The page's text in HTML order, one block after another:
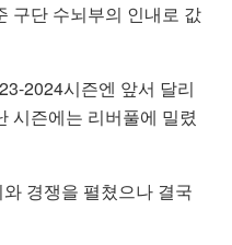
구단 수뇌부의 인내로 값
2024시즌엔 앞서 달리
시즌에는 리버풀에 밀렸
경쟁을 펼쳤으나 결국